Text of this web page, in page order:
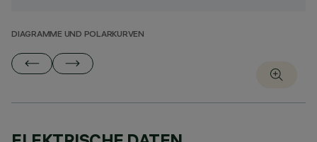
DIAGRAMME UND POLARKURVEN